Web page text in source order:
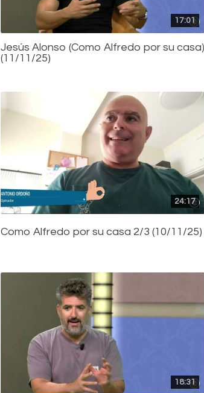
17:01
Jesús Alonso (Como Alfredo por su casa)
(11/11/25)
24:17
Como Alfredo por su casa 2/3 (10/11/25)
18:31